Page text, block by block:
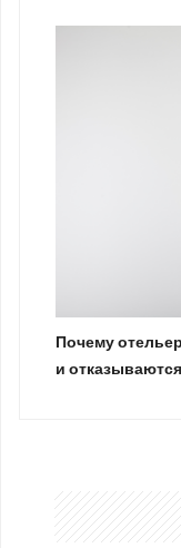
Почему
и